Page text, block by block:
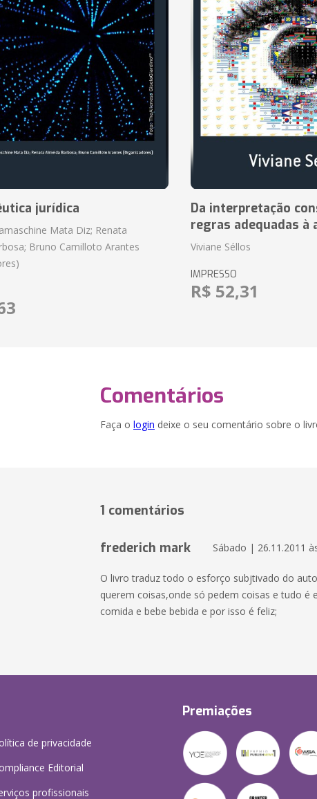
jurídica
Mata Diz; Renata
Bruno Camilloto Arantes
Da interpretação
regras adequadas à
Viviane Séllos
IMPRESSO
R$ 52,31
Comentários
Faça o login deixe o seu comentário sobre o
1 comentários
frederich mark Sábado | 26.11.2011
O livro traduz todo o esforço subjtivado do
querem coisas,onde só pedem coisas e tudo
comida e bebe bebida e por isso é feliz;
de privacidade
Editorial
profissionais
Premiações